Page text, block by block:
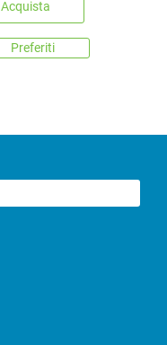
Acquista
Preferiti